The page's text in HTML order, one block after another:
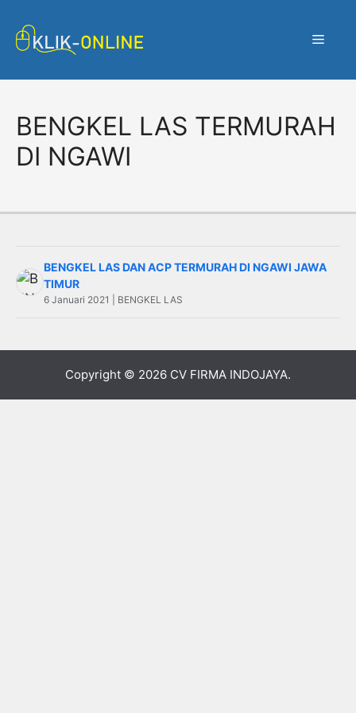
Menu
BENGKEL LAS TERMURAH
DI NGAWI
BENGKEL LAS DAN ACP TERMURAH DI NGAWI JAWA
TIMUR
6 Januari 2021 | BENGKEL LAS
Copyright © 2026 CV FIRMA INDOJAYA.